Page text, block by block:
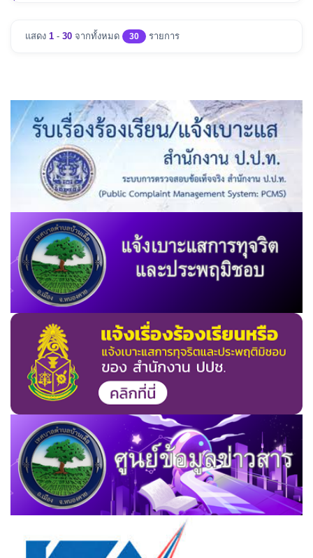
แสดง 1 - 30 จากทั้งหมด 30 รายการ